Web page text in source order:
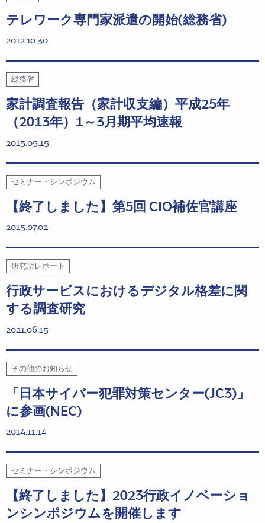
テレワーク専門家派遣の開始(総務省)
2012.10.30
総務省
家計調査報告（家計収支編）平成25年
（2013年）1～3月期平均速報
2013.05.15
セミナー・シンポジウム
【終了しました】第5回 CIO補佐官講座
2015.07.02
研究所レポート
⾏政サービスにおけるデジタル格差に関
する調査研究
2021.06.15
その他のお知らせ
「日本サイバー犯罪対策センター(JC3)」
に参画(NEC)
2014.11.14
セミナー・シンポジウム
【終了しました】2023行政イノベーショ
ンシンポジウムを開催します